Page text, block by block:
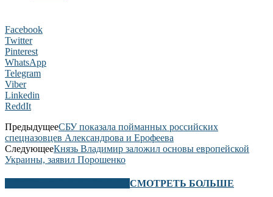
Facebook
Twitter
Pinterest
WhatsApp
Telegram
Viber
Linkedin
ReddIt
ПредыдущееСБУ показала пойманных российских
спецназовцев Александрова и Ерофеева
СледующееКнязь Владимир заложил основы европейской
Украины, заявил Порошенко
СМОТРЕТЬ БОЛЬШЕ